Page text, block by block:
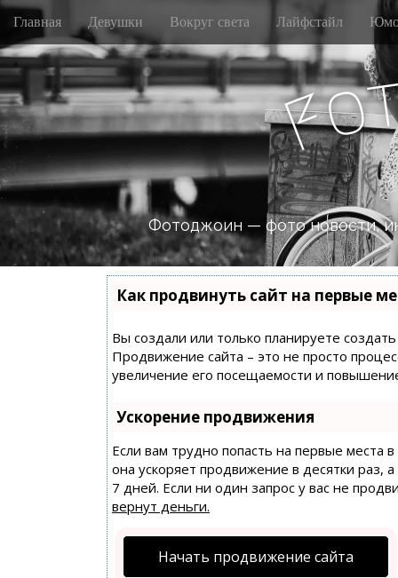
M
i
n
m
e
n
u
S
i
p
t
o
c
o
n
t
e
Главная Девушки Вокруг света Лайфстайл
Fo
Фотоджоин — фото новости,
Как продвинуть сайт на первые
Вы создали или только планируете
Продвижение сайта – это не просто
увеличение его посещаемости и
Ускорение продвижения
Если вам трудно попасть на первые места
она ускоряет продвижение в десятки раз,
7 дней. Если ни один запрос у вас не
вернут деньги.
Начать продвижение сайта